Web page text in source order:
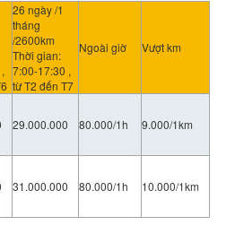
26 ngày /1
tháng
/2600km
Thời gian:
7:00-17:30 ,
từ T2 đến T7
Ngoài giờ Vượt km
29.000.000 80.000/1h 9.000/1km
31.000.000 80.000/1h 10.000/1km